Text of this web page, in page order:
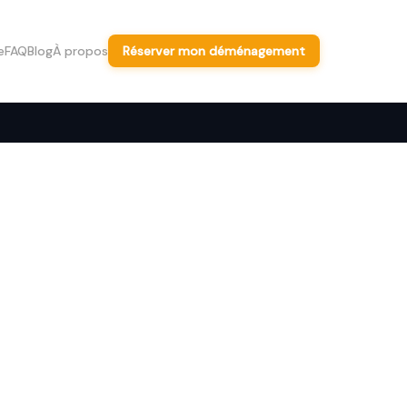
FAQBlogÀ propos Réserver mon déménagement